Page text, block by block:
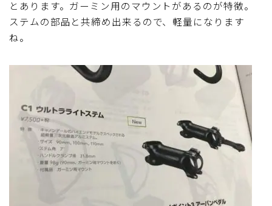
とあります。ガーミン用のマウントがあるのが特徴。
ステムの部品と共締め出来るので、軽量になります
ね。